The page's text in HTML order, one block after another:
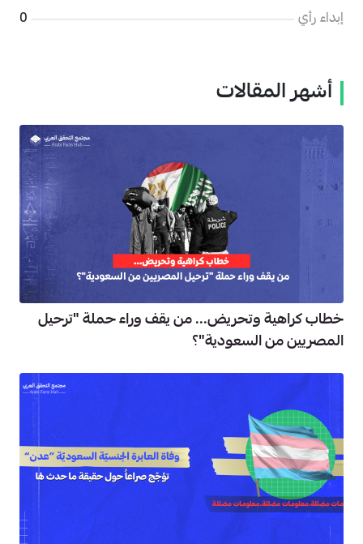
إبداء رأي
0
أشهر المقالات
خطاب كراهية وتحريض... من يقف وراء حملة "ترحيل
المصريين من السعودية"؟